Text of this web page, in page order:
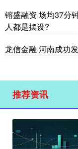
镕盛融资 场均37分
人都是摆设?
龙信金融 河南成功
推荐资讯